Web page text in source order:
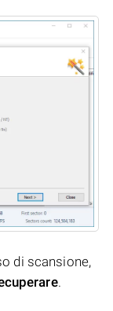
di scansione,
.